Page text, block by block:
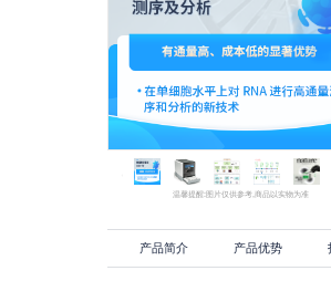
温馨提醒:图片仅供参考,商品以实物为准
产品简介 产品优势